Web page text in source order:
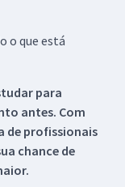
o que está
para
antes. Com
de profissionais
chance de